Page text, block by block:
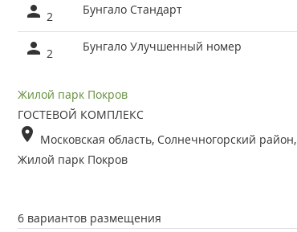
2 Бунгало Стандарт
2 Бунгало Улучшенный номер
Жилой парк Покров
ГОСТЕВОЙ КОМПЛЕКС
Московская область, Солнечногорский район,
Жилой парк Покров
6 вариантов размещения